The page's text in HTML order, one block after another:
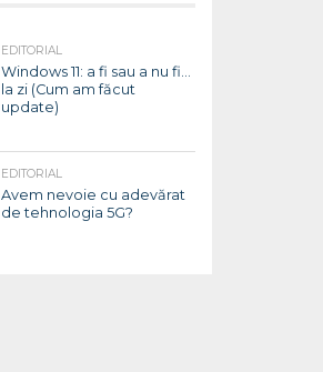
EDITORIAL
Windows 11: a fi sau a nu fi…
la zi (Cum am făcut
update)
EDITORIAL
Avem nevoie cu adevărat
de tehnologia 5G?